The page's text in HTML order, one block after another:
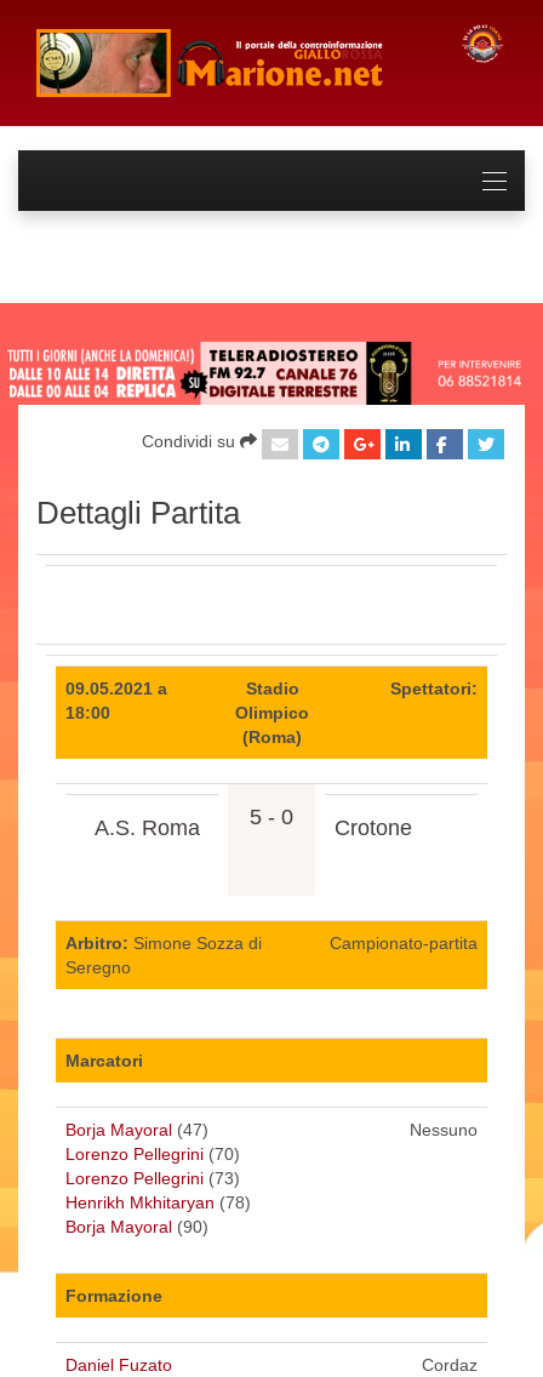
Condividi su
Dettagli Partita
09.05.2021 a
18:00
Stadio
Olimpico
(Roma)
Spettatori:
A.S. Roma 5 - 0 Crotone
Arbitro: Simone Sozza di
Seregno
Campionato-partita
Marcatori
Borja Mayoral (47)
Lorenzo Pellegrini (70)
Lorenzo Pellegrini (73)
Henrikh Mkhitaryan (78)
Borja Mayoral (90)
Nessuno
Formazione
Daniel Fuzato
Cordaz